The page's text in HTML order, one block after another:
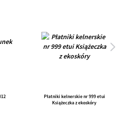
Płatniki kelnerskie nr 999 etui
Książeczka z ekoskóry